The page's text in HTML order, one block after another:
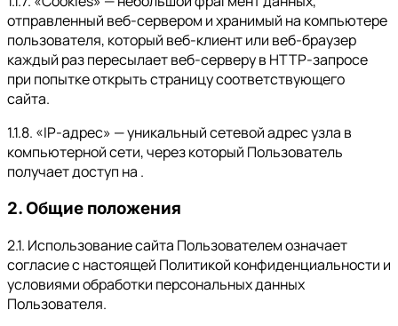
отправленный веб-сервером и хранимый на компьютере
пользователя, который веб-клиент или веб-браузер
каждый раз пересылает веб-серверу в HTTP-запросе
при попытке открыть страницу соответствующего
сайта.
1.1.8. «IP-адрес» — уникальный сетевой адрес узла в
компьютерной сети, через который Пользователь
получает доступ на .
2. Общие положения
2.1. Использование сайта Пользователем означает
согласие с настоящей Политикой конфиденциальности и
условиями обработки персональных данных
Пользователя.